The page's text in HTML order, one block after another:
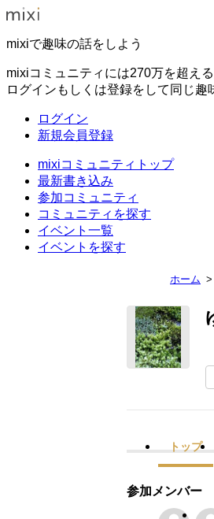
mixiで趣味の話をしよう
mixiコミュニティには270万を超え
ログインもしくは登録をして同じ趣
ログイン
新規会員登録
mixiコミュニティトップ
最新書き込み
参加コミュニティ
コミュニティを探す
イベント一覧
イベントを探す
ホーム
トップ
参加メンバー